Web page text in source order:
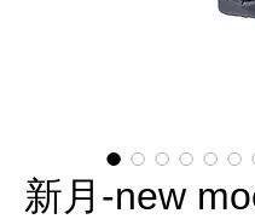
新月-new